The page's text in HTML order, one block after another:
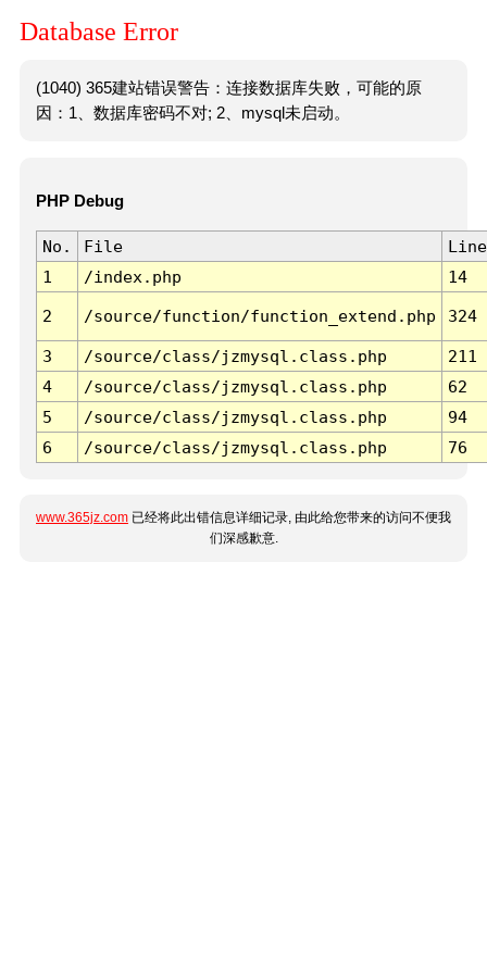
Database Error
(1040) 365建站错误警告：连接数据库失败，可能的原
因：1、数据库密码不对; 2、mysql未启动。
PHP Debug
No. File
Line
1
/index.php 14
2 /source/function/function_extend.php 324
3 /source/class/jzmysql.class.php
211
4
/source/class/jzmysql.class.php
62
5
/source/class/jzmysql.class.php
94
6
/source/class/jzmysql.class.php 76
www.365jz.com 已经将此出错信息详细记录, 由此给您带来的访问不便我
们深感歉意.